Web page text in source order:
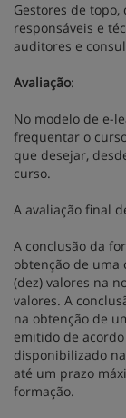
Gestores de
responsáveis e
auditores e
Avaliação:
No modelo de e-
frequentar o
que desejar,
curso.
A avaliação final
A conclusão da
obtenção de uma
(dez) valores na
valores. A
na obtenção de
emitido de
disponibilizado
até um prazo
formação.